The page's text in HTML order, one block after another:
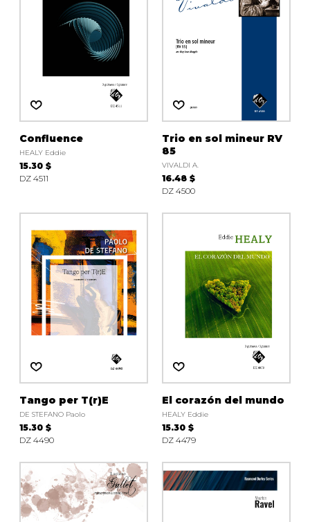
Confluence
HEALY Eddie
15.30 $
DZ 4511
Trio en sol mineur RV
85
VIVALDI A.
16.48 $
DZ 4500
Tango per T(r)E
DE STEFANO Paolo
15.30 $
DZ 4490
El corazón del mundo
HEALY Eddie
15.30 $
DZ 4479